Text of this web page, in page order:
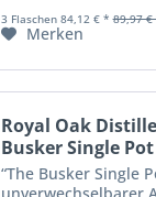
3 Flaschen 84,12 € * 89,97
Merken
Royal Oak
Busker Single Pot
“The Busker Single